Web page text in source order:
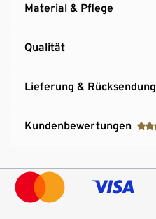
Material & Pflege
Qualität
Lieferung & Rücksendung
Kundenbewertungen